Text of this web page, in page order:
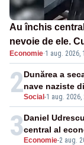
Au închis
nevoie de ele.
energetică
Economie·1 aug. 2026,
2Social -1 aug. 2026,
Dunărea a
nave naziste
3 Economie-2 aug.
Daniel
central al